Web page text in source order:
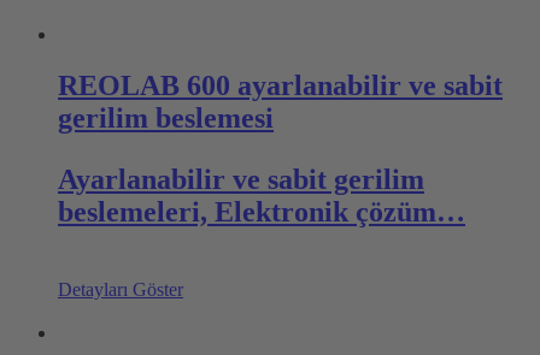
REOLAB 600 ayarlanabilir ve sabit
gerilim beslemesi
Ayarlanabilir ve sabit gerilim
beslemeleri, Elektronik çözüm…
Detayları Göster